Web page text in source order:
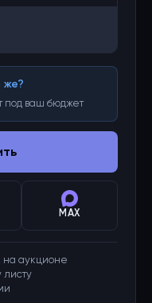
же?
под ваш бюджет
MAX
на аукционе
листу